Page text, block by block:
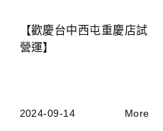
【歡慶台中西屯重慶店試
營運】
2024-09-14 More